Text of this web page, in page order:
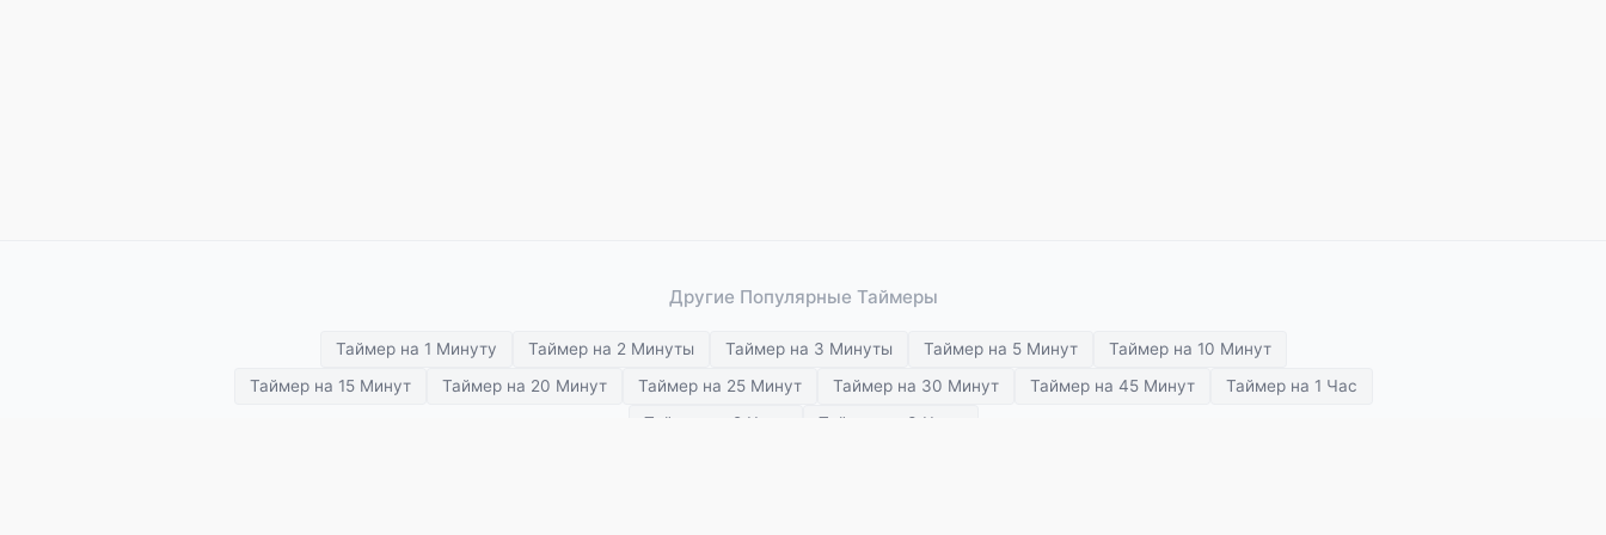
Другие Популярные Таймеры
Таймер на 1 Минуту Таймер на 2 Минуты Таймер на 3 Минуты Таймер на 5 Минут
Таймер на 10 Минут
Таймер на 15 Минут
Таймер на 20 Минут Таймер на 25 Минут Таймер на 30 Минут Таймер на 45 Минут
Таймер на 1 Час
Таймер на 2 Часа
Таймер на 3 Часа